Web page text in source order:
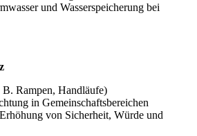
und Wasserspeicherung bei
Rampen, Handläufe)
in Gemeinschaftsbereichen
von Sicherheit, Würde und